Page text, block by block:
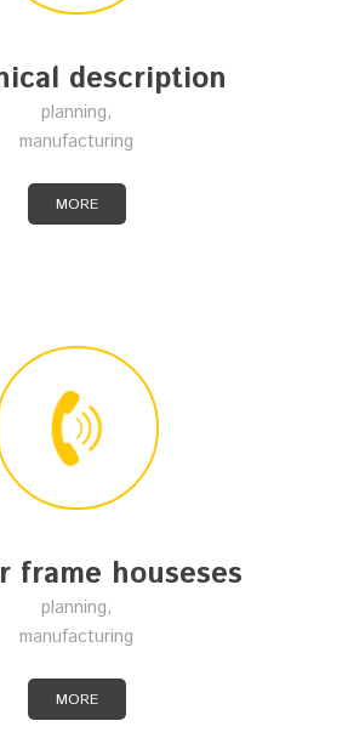
description
planning,
manufacturing
MORE
frame houseses
planning,
manufacturing
MORE